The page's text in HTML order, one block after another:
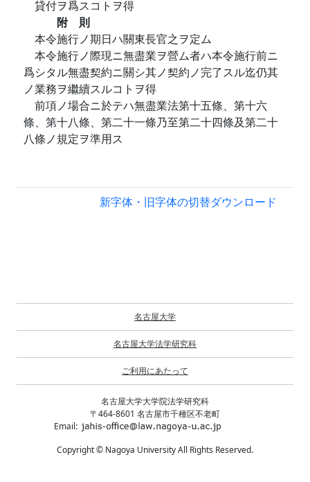
貸付ヲ爲スコトヲ得
附 則
本令施行ノ期日ハ關東長官之ヲ定ム
本令施行ノ際現ニ無盡業ヲ營ム者ハ本令施行前ニ
爲シタル無盡契約ニ關シ其ノ契約ノ完了スル迄仍其
ノ業務ヲ繼續スルコトヲ得
前項ノ場合ニ於テハ無盡業法第十五條、第十六
條、第十八條、第二十一條乃至第二十四條及第二十
八條ノ規定ヲ準用ス
新字体・旧字体の切替ダウンロード
名古屋大学
名古屋大学法学研究科
ご利用にあたって
名古屋大学大学院法学研究科
〒464-8601 名古屋市千種区不老町
Email:
Copyright © Nagoya University All Rights Reserved.